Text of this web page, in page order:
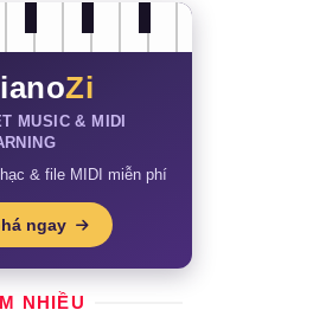
Zi
MUSIC & MIDI
& file MIDI miễn phí
ngay
NHIỀU